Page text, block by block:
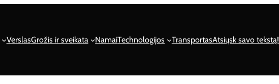
VerslasGrožis ir sveikata NamaiTechnologijos TransportasAtsiųsk savo tekstą!